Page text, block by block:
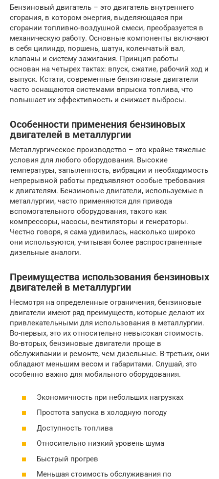
Бензиновый двигатель – это двигатель внутреннего
сгорания, в котором энергия, выделяющаяся при
сгорании топливно-воздушной смеси, преобразуется в
механическую работу. Основные компоненты включают
в себя цилиндр, поршень, шатун, коленчатый вал,
клапаны и систему зажигания. Принцип работы
основан на четырех тактах: впуск, сжатие, рабочий ход и
выпуск. Кстати, современные бензиновые двигатели
часто оснащаются системами впрыска топлива, что
повышает их эффективность и снижает выбросы.
Особенности применения бензиновых
двигателей в металлургии
Металлургическое производство – это крайне тяжелые
условия для любого оборудования. Высокие
температуры, запыленность, вибрации и необходимость
непрерывной работы предъявляют особые требования
к двигателям. Бензиновые двигатели, используемые в
металлургии, часто применяются для привода
вспомогательного оборудования, такого как
компрессоры, насосы, вентиляторы и генераторы.
Честно говоря, я сама удивилась, насколько широко
они используются, учитывая более распространенные
дизельные аналоги.
Преимущества использования бензиновых
двигателей в металлургии
Несмотря на определенные ограничения, бензиновые
двигатели имеют ряд преимуществ, которые делают их
привлекательными для использования в металлургии.
Во-первых, это их относительно невысокая стоимость.
Во-вторых, бензиновые двигатели проще в
обслуживании и ремонте, чем дизельные. В-третьих, они
обладают меньшим весом и габаритами. Слушай, это
особенно важно для мобильного оборудования.
Экономичность при небольших нагрузках
Простота запуска в холодную погоду
Доступность топлива
Относительно низкий уровень шума
Быстрый прогрев
Меньшая стоимость обслуживания по